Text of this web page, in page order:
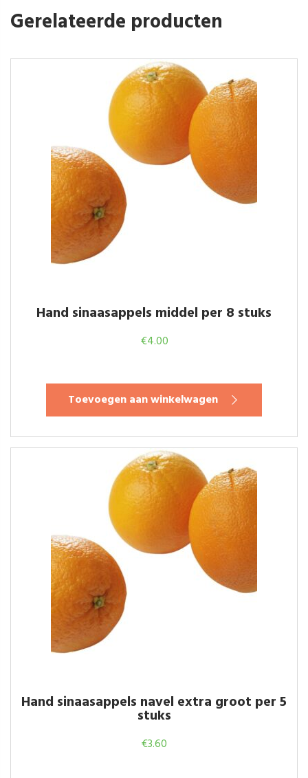
Gerelateerde producten
Hand sinaasappels middel per 8 stuks
€4.00
Toevoegen aan winkelwagen
Hand sinaasappels navel extra groot per 5
stuks
€3.60